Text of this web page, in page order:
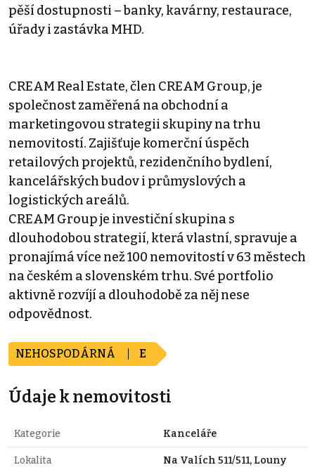
pěší dostupnosti – banky, kavárny, restaurace,
úřady i zastávka MHD.
CREAM Real Estate, člen CREAM Group, je
společnost zaměřená na obchodní a
marketingovou strategii skupiny na trhu
nemovitostí. Zajišťuje komerční úspěch
retailových projektů, rezidenčního bydlení,
kancelářských budov i průmyslových a
logistických areálů.
CREAM Group je investiční skupina s
dlouhodobou strategií, která vlastní, spravuje a
pronajímá více než 100 nemovitostí v 63 městech
na českém a slovenském trhu. Své portfolio
aktivně rozvíjí a dlouhodobě za něj nese
odpovědnost.
NEHOSPODÁRNÁ E
Údaje k nemovitosti
Kategorie Kanceláře
Lokalita Na Valích 511/511, Louny